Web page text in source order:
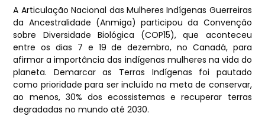
A Articulação Nacional das Mulheres Indígenas Guerreiras
da Ancestralidade (Anmiga) participou da Convenção
sobre Diversidade Biológica (COP15), que aconteceu
entre os dias 7 e 19 de dezembro, no Canadá, para
afirmar a importância das indígenas mulheres na vida do
planeta. Demarcar as Terras Indígenas foi pautado
como prioridade para ser incluído na meta de conservar,
ao menos, 30% dos ecossistemas e recuperar terras
degradadas no mundo até 2030.